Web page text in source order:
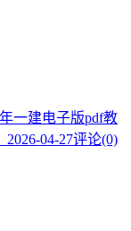
一建电子版pdf教
2026-04-27评论(0)